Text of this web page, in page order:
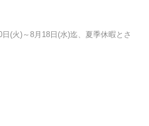
(火)～8月18日(水)迄、夏季休暇とさ